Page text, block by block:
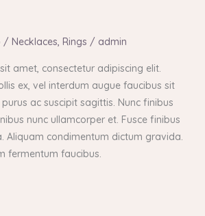
/ Necklaces, Rings / admin
amet, consectetur adipiscing elit.
ex, vel interdum augue faucibus sit
ac suscipit sagittis. Nunc finibus
nunc ullamcorper et. Fusce finibus
Aliquam condimentum dictum gravida.
fermentum faucibus.